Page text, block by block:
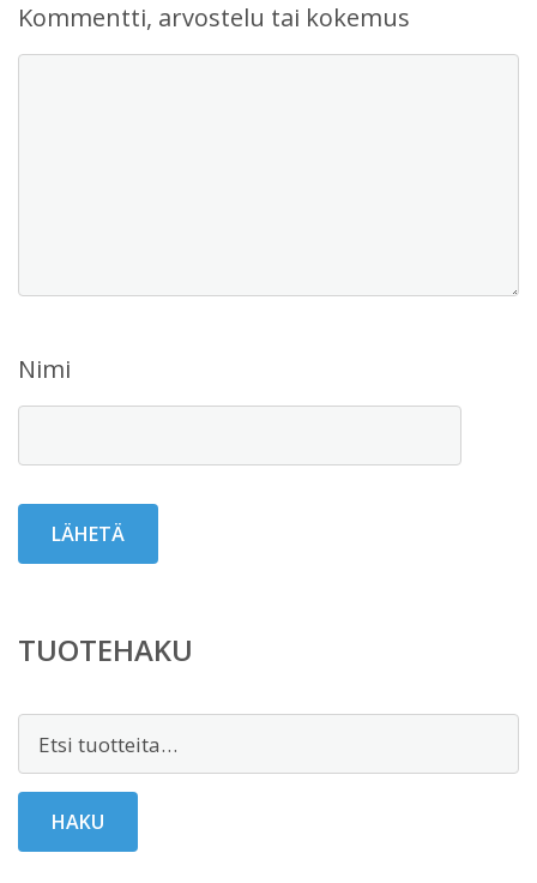
Kommentti, arvostelu tai kokemus
Nimi
TUOTEHAKU
HAKU